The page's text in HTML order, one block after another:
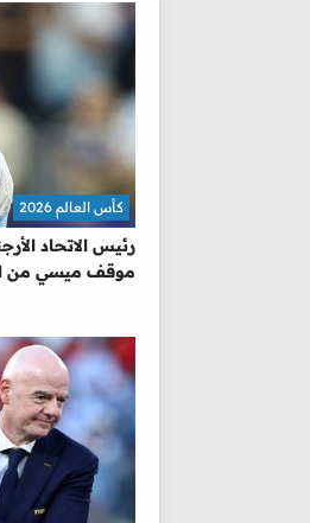
رئيس الاتحاد
موقف ميسي من
كأس العالم 2026